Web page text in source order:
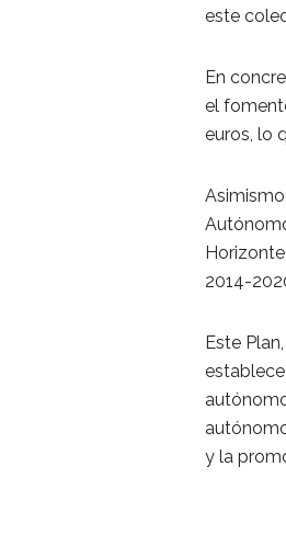
este
En
el
euros, lo
2014-
Este
y la